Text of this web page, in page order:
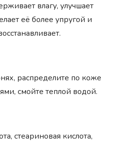
влагу, улучшает
её более упругой и
распределите по коже
смойте теплой водой.
стеариновая кислота,